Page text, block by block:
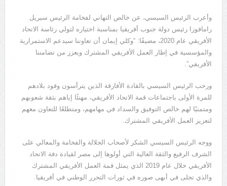
وأعرب الرئيس السيسي، عن خالص التهاني لفخامة الرئيس سيريل
رامافوزا رئيس دولة جنوب أفريقيا بمناسبة اختياره لتولي رئاسة الاتحاد
الأفريقي عام 2020، مضيفًا: “وكلي إيمان أن تعاوننا سيدعم الاستمرارية
والمؤسسية في إطار العمل الأفريقي المشترك ويعزز من تضامننا
الأفريقي”.
ورحب الرئيس السيسي بالقادة الأفارقة الذين يترأسون وفود بلادهم
للمرة الأولى باجتماعات قمة الاتحاد الأفريقي، مهنئًا إياهم بثقة شعوبهم
ومتمنيًا لهم خالص التوفيق والسداد في مهامهم، ومتطلعًا للتعاون معهم
لتعزيز العمل الأفريقي المشترك.
ووجه الرئيس السيسي الشكر لأصحاب الجلالة والفخامة والمعالي على
الشرف الرفيع والثقة الغالية التي أولوها إلى مصر لقيادة دفة الاتحاد
الأفريقي خلال عام 2019 الذي يمثل قمة العمل الأفريقي المشترك
والذي تجلى في أبهى صوره في ثورات التحرر الوطني في أفريقيا.